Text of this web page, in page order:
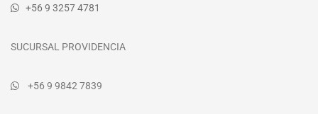
+56 9 3257 4781
SUCURSAL PROVIDENCIA
+56 9 9842 7839